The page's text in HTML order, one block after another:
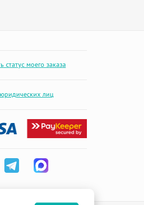
статус моего заказа
лиц